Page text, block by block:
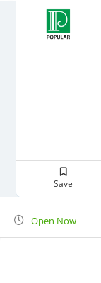
Save
Open Now